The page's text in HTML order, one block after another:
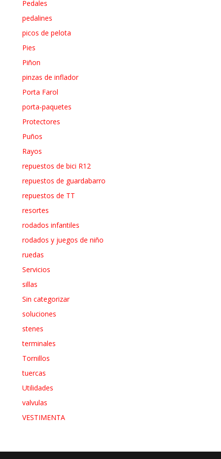
Pedales
pedalines
picos de pelota
Pies
Piñon
pinzas de inflador
Porta Farol
porta-paquetes
Protectores
Puños
Rayos
repuestos de bici R12
repuestos de guardabarro
repuestos de TT
resortes
rodados infantiles
rodados y juegos de niño
ruedas
Servicios
sillas
Sin categorizar
soluciones
stenes
terminales
Tornillos
tuercas
Utilidades
valvulas
VESTIMENTA